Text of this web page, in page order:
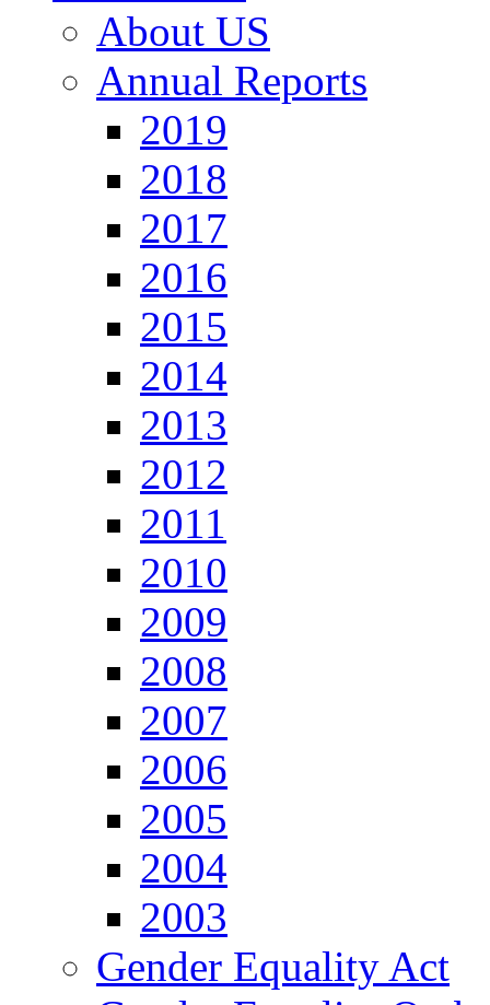
About US
Annual Reports
2019
2018
2017
2016
2015
2014
2013
2012
2011
2010
2009
2008
2007
2006
2005
2004
2003
Gender Equality Act